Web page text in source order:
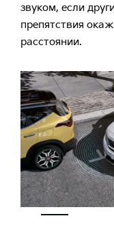
звуком, если
препятствия
расстоянии.